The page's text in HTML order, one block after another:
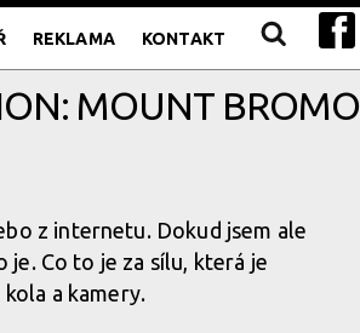
REKLAMA KONTAKT
MOUNT BROMO
z internetu. Dokud jsem ale
Co to je za sílu, která je
a kamery.